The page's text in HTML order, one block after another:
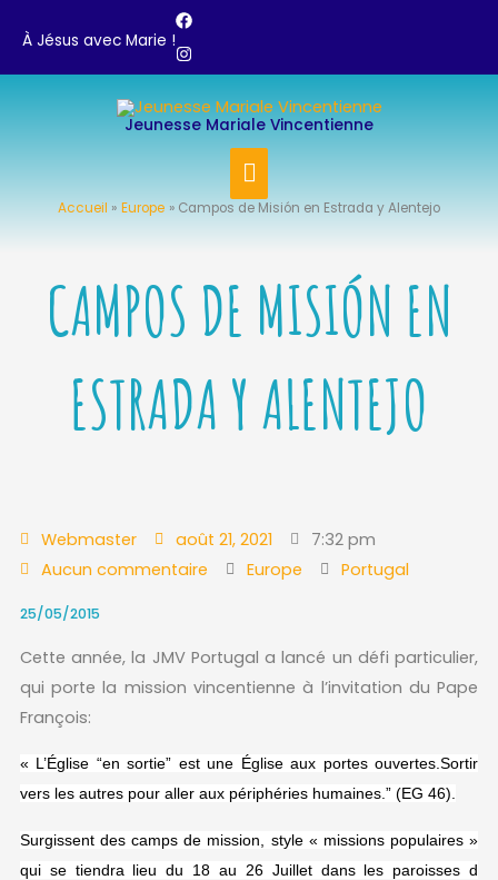
contenu
À Jésus avec Marie !
Jeunesse Mariale Vincentienne
MENU
PRINCIPAL
Accueil Europe Campos de Misión en Estrada y Alentejo
CAMPOS DE MISIÓN EN
ESTRADA Y ALENTEJO
Webmaster août 21, 2021
7:32 pm
Aucun commentaire
Europe Portugal
25/05/2015
Cette année, la JMV Portugal a lancé un défi particulier,
qui porte la mission vincentienne à l’invitation du Pape
François:
« L’Église “en sortie” est une Église aux portes ouvertes.Sortir
vers les autres pour aller aux périphéries humaines.” (EG 46).
Surgissent des camps de mission, style « missions populaires »
qui se tiendra lieu du 18 au 26 Juillet dans les paroisses d